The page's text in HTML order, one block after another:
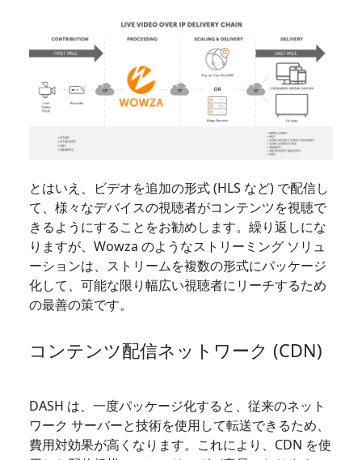
とはいえ、ビデオを追加の形式 (HLS など) で配信し
て、様々なデバイスの視聴者がコンテンツを視聴で
きるようにすることをお勧めします。繰り返しにな
りますが、Wowza のようなストリーミング ソリュ
ーションは、ストリームを複数の形式にパッケージ
化して、可能な限り幅広い視聴者にリーチするため
の最善の策です。
コンテンツ配信ネットワーク (CDN)
DASH は、一度パッケージ化すると、従来のネット
ワーク サーバーと技術を使用して転送できるため、
費用対効果が高くなります。これにより、CDN を使